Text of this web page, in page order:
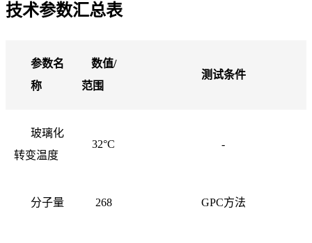
技术参数汇总表
参数名
称
数值/
范围
测试条件
玻璃化
转变温度
32°C -
分子量 268 GPC方法